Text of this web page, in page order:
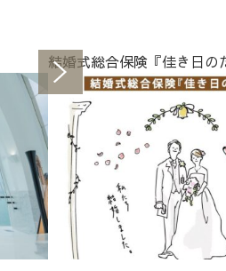
結婚式総合保険『佳き日の